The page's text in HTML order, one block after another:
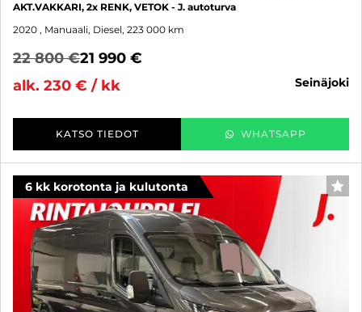
AKT.VAKKARI, 2x RENK, VETOK - J. autoturva
2020 , Manuaali, Diesel, 223 000 km
22 800 €21 990 €
alk. 230 € / kk
seinäjoki
KATSO TIEDOT WHATSAPP
6 kk korotonta ja kulutonta